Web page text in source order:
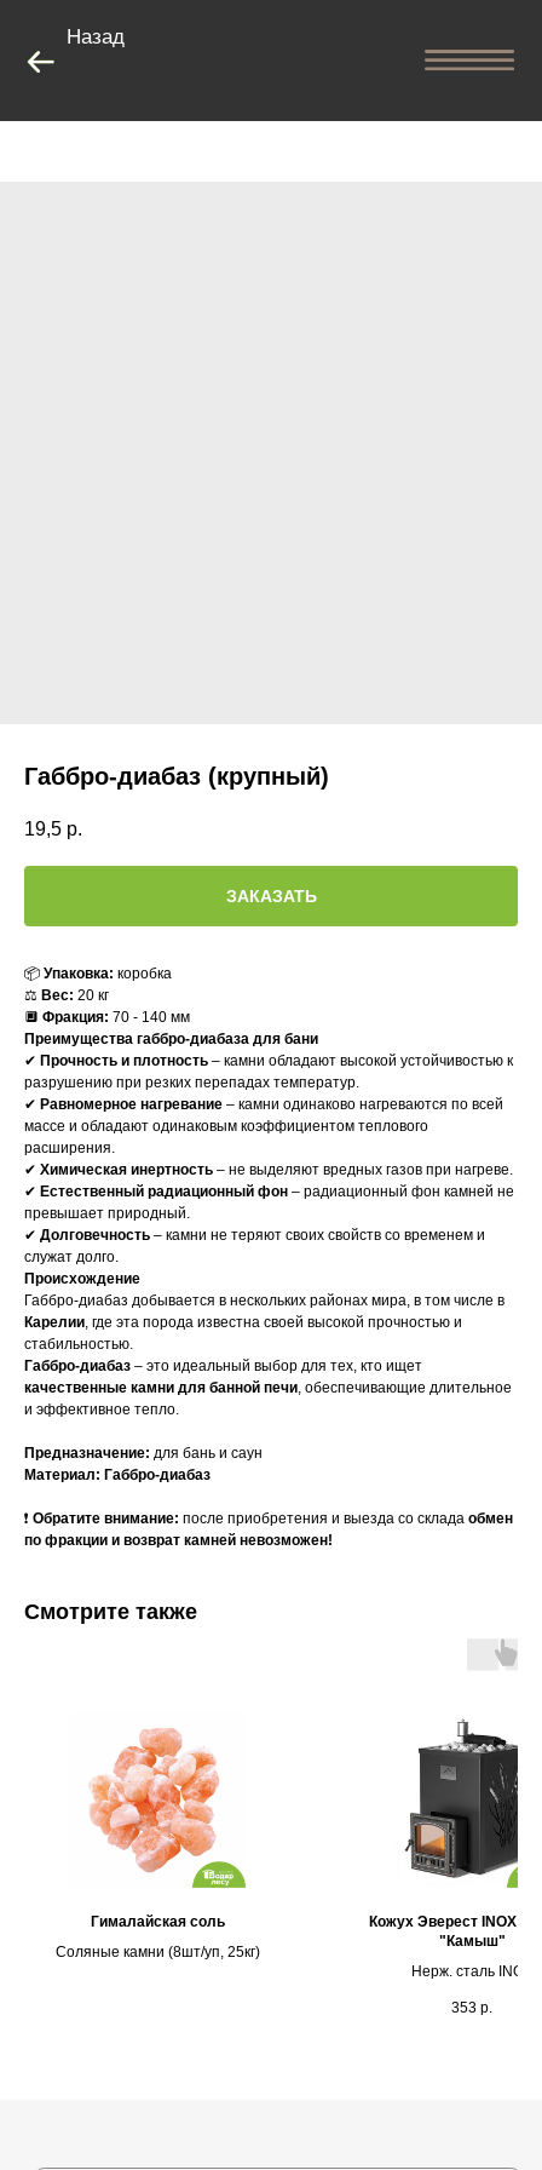
Назад
Габбро-диабаз (крупный)
19,5 р.
ЗАКАЗАТЬ
📦 Упаковка: коробка
⚖️ Вес: 20 кг
🔲 Фракция: 70 - 140 мм
Преимущества габбро-диабаза для бани
✔ Прочность и плотность – камни обладают высокой устойчивостью к
разрушению при резких перепадах температур.
✔ Равномерное нагревание – камни одинаково нагреваются по всей
массе и обладают одинаковым коэффициентом теплового
расширения.
✔ Химическая инертность – не выделяют вредных газов при нагреве.
✔ Естественный радиационный фон – радиационный фон камней не
превышает природный.
✔ Долговечность – камни не теряют своих свойств со временем и
служат долго.
Происхождение
Габбро-диабаз добывается в нескольких районах мира, в том числе в
Карелии, где эта порода известна своей высокой прочностью и
стабильностью.
Габбро-диабаз – это идеальный выбор для тех, кто ищет
качественные камни для банной печи, обеспечивающие длительное
и эффективное тепло.
Предназначение: для бань и саун
Материал: Габбро-диабаз
❗ Обратите внимание: после приобретения и выезда со склада обмен
по фракции и возврат камней невозможен!
Смотрите также
Гималайская соль
Соляные камни (8шт/уп, 25кг)
Кожух Эверест INOX 15
"Камыш"
Нерж. сталь INOX
353 р.
Оплата и кредитование